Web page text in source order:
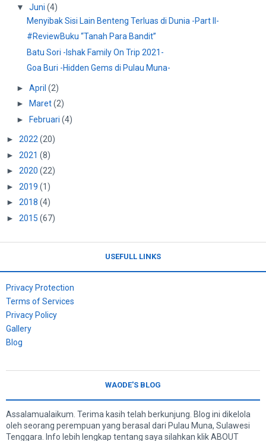
▼ Juni (4)
Menyibak Sisi Lain Benteng Terluas di Dunia -Part II-
#ReviewBuku “Tanah Para Bandit”
Batu Sori -Ishak Family On Trip 2021-
Goa Buri -Hidden Gems di Pulau Muna-
► April (2)
►
Maret(2)
► Februari (4)
► 2022 (20)
► 2021 (8)
► 2020 (22)
► 2019 (1)
► 2018 (4)
► 2015 (67)
USEFULL LINKS
Privacy Protection
Terms of Services
Privacy Policy
Gallery
Blog
WAODE'S BLOG
Assalamualaikum. Terima kasih telah berkunjung. Blog ini dikelola
oleh seorang perempuan yang berasal dari Pulau Muna, Sulawesi
Tenggara. Info lebih lengkap tentang saya silahkan klik ABOUT